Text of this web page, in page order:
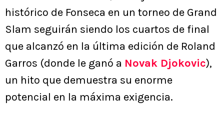
histórico de Fonseca en un torneo de Grand
Slam seguirán siendo los cuartos de final
que alcanzó en la última edición de Roland
Garros (donde le ganó a Novak Djokovic),
un hito que demuestra su enorme
potencial en la máxima exigencia.